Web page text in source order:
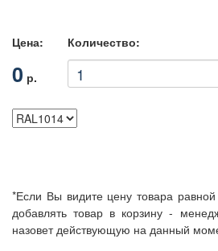
Цена:
0 р.
Количество:
*Если Вы видите цену товара
добавлять товар в корзину -
назовет действующую на данный